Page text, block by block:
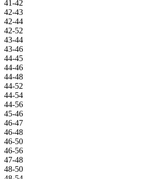
41-42
42-43
42-44
42-52
43-44
43-46
44-45
44-46
44-48
44-52
44-54
44-56
45-46
46-47
46-48
46-50
46-56
47-48
48-50